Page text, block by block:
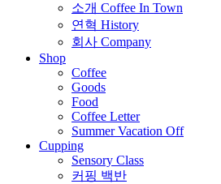
소개 Coffee In Town
연혁 History
회사 Company
Shop
Coffee
Goods
Food
Coffee Letter
Summer Vacation Off
Cupping
Sensory Class
커핑 백반